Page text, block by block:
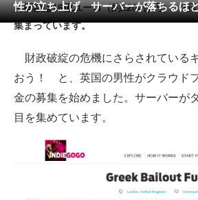
メディア
ITの今と未来を見通す
スマホと通信の最新トレンド
好きが集まる 比べて選べる
ビジネスと働き方のヒント
性が立ち上げ サーバーが落ちるほ
目標額は16億ユーロ（約2200億円）。2
集まっています。
財政破綻の危機にさらされている
おう！ と、英国の男性がクラウド
金の募集を始めました。サーバーが
目を集めています。